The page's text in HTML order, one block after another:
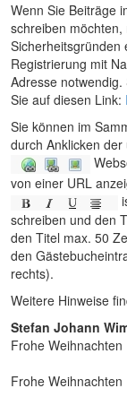
Wenn Sie Beiträge
schreiben
Sicherheitsgründen
Registrierung mit
Adresse
Sie auf diesen Link:
Sie können im
durch Anklicken
von einer URL
schreiben und den
den Titel max. 50
den
rechts).
Weitere Hinweise
Stefan Johann
Frohe Weihnachten
Frohe Weihnachten